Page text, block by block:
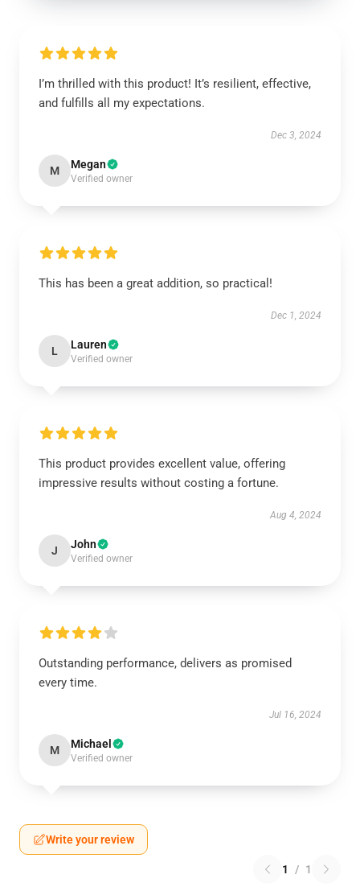
I’m thrilled with this product! It’s resilient, effective,
and fulfills all my expectations.
Dec 3, 2024
M Megan
Verified owner
This has been a great addition, so practical!
Dec 1, 2024
L Lauren
Verified owner
This product provides excellent value, offering
impressive results without costing a fortune.
Aug 4, 2024
J John
Verified owner
Outstanding performance, delivers as promised
every time.
Jul 16, 2024
M Michael
Verified owner
Write your review
1 / 1